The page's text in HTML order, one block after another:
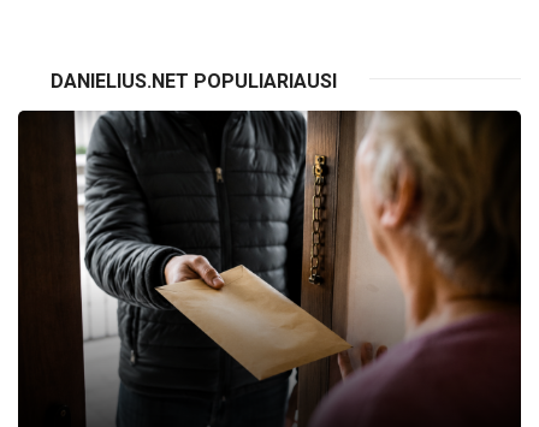
DANIELIUS.NET POPULIARIAUSI